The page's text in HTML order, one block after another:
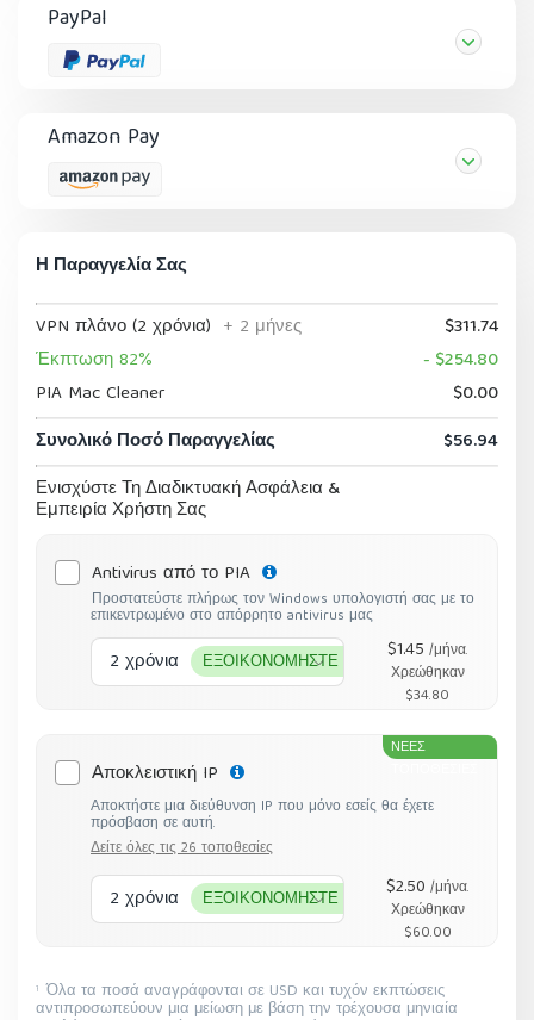
PayPal
Amazon Pay
Η Παραγγελία Σας
VPN πλάνο (2 χρόνια) + 2 μήνες
$311.74
Έκπτωση 82%
- $254.80
PIA Mac Cleaner
$0.00
Συνολικό Ποσό Παραγγελίας
$56.94
Ενισχύστε Τη Διαδικτυακή Ασφάλεια &
Εμπειρία Χρήστη Σας
Antivirus από το PIA
Προστατεύστε πλήρως τον Windows υπολογιστή σας με το
επικεντρωμένο στο απόρρητο antivirus μας
2 χρόνια ΕΞΟΙΚΟΝΟΜΗΣΤΕ 68% $1.45 /μήνα.
Χρεώθηκαν
$34.80
ΝΕΕΣ
Αποκλειστική IP
Αποκτήστε μια διεύθυνση IP που μόνο εσείς θα έχετε
πρόσβαση σε αυτή.
Δείτε όλες τις 26 τοποθεσίες
2 χρόνια ΕΞΟΙΚΟΝΟΜΗΣΤΕ 50% $2.50 /μήνα.
Χρεώθηκαν
$60.00
1 Όλα τα ποσά αναγράφονται σε USD και τυχόν εκπτώσεις
αντιπροσωπεύουν μια μείωση με βάση την τρέχουσα μηνιαία